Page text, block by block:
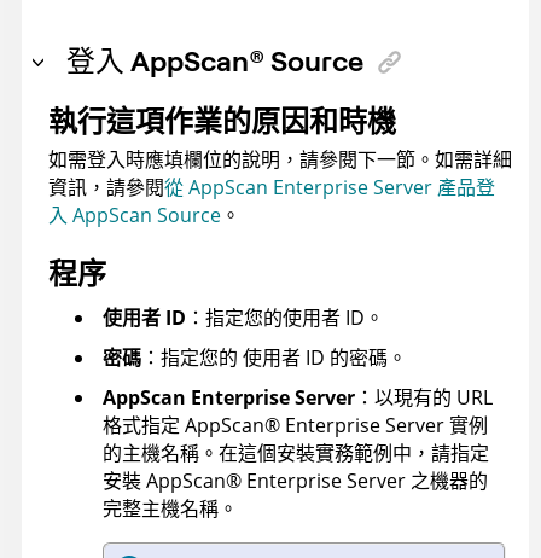
登入 AppScan® Source
執行這項作業的原因和時機
如需登入時應填欄位的說明，請參閱下一節。如需詳細
資訊，請參閱從 AppScan Enterprise Server 產品登
入 AppScan Source 。
程序
使用者 ID ：指定您的使用者 ID。
密碼 ：指定您的 使用者 ID 的密碼。
AppScan Enterprise Server ：以現有的 URL
格式指定 AppScan® Enterprise Server實例
的主機名稱。在這個安裝實務範例中，請指定
安裝AppScan® Enterprise Server 之機器的
完整主機名稱。